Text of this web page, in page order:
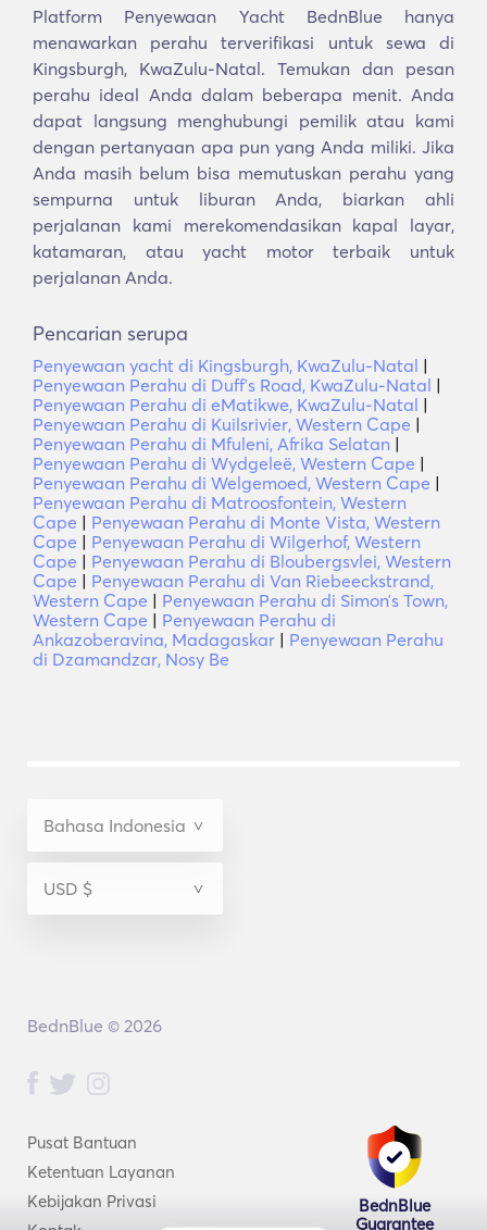
Platform Penyewaan Yacht BednBlue hanya
menawarkan perahu terverifikasi untuk sewa di
Kingsburgh, KwaZulu-Natal. Temukan dan pesan
perahu ideal Anda dalam beberapa menit. Anda
dapat langsung menghubungi pemilik atau kami
dengan pertanyaan apa pun yang Anda miliki. Jika
Anda masih belum bisa memutuskan perahu yang
sempurna untuk liburan Anda, biarkan ahli
perjalanan kami merekomendasikan kapal layar,
katamaran, atau yacht motor terbaik untuk
perjalanan Anda.
Pencarian serupa
Penyewaan yacht di Kingsburgh, KwaZulu-Natal |
Penyewaan Perahu di Duffʼs Road, KwaZulu-Natal |
Penyewaan Perahu di eMatikwe, KwaZulu-Natal |
Penyewaan Perahu di Kuilsrivier, Western Cape |
Penyewaan Perahu di Mfuleni, Afrika Selatan |
Penyewaan Perahu di Wydgeleë, Western Cape |
Penyewaan Perahu di Welgemoed, Western Cape |
Penyewaan Perahu di Matroosfontein, Western
Cape | Penyewaan Perahu di Monte Vista, Western
Cape | Penyewaan Perahu di Wilgerhof, Western
Cape | Penyewaan Perahu di Bloubergsvlei, Western
Cape | Penyewaan Perahu di Van Riebeeckstrand,
Western Cape | Penyewaan Perahu di Simonʼs Town,
Western Cape | Penyewaan Perahu di
Ankazoberavina, Madagaskar | Penyewaan Perahu
di Dzamandzar, Nosy Be
Pusat Bantuan
Ketentuan Layanan
Kebijakan Privasi
BednBlue
Guarantee
BednBlue © 2026